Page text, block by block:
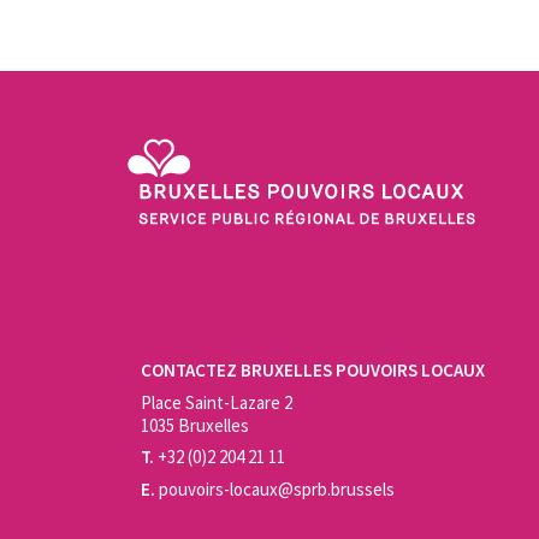
CONTACTEZ BRUXELLES POUVOIRS LOCAUX
Place Saint-Lazare 2
1035 Bruxelles
T. +32 (0)2 204 21 11
E. pouvoirs-locaux@sprb.brussels